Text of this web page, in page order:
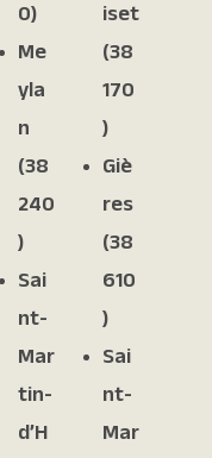
0)
Me
yla
n
(38
240
)
Sai
nt-
Mar
tin-
d’H
iset
(38
170
)
Giè
res
(38
610
)
Sai
nt-
Mar